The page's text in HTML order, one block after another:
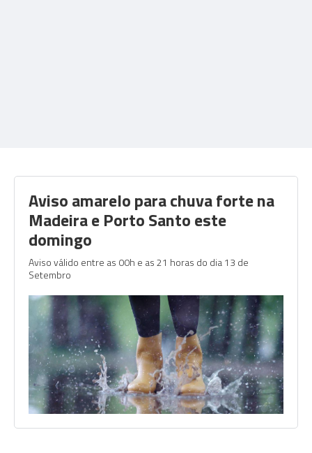
Aviso amarelo para chuva forte na
Madeira e Porto Santo este
domingo
Aviso válido entre as 00h e as 21 horas do dia 13 de
Setembro